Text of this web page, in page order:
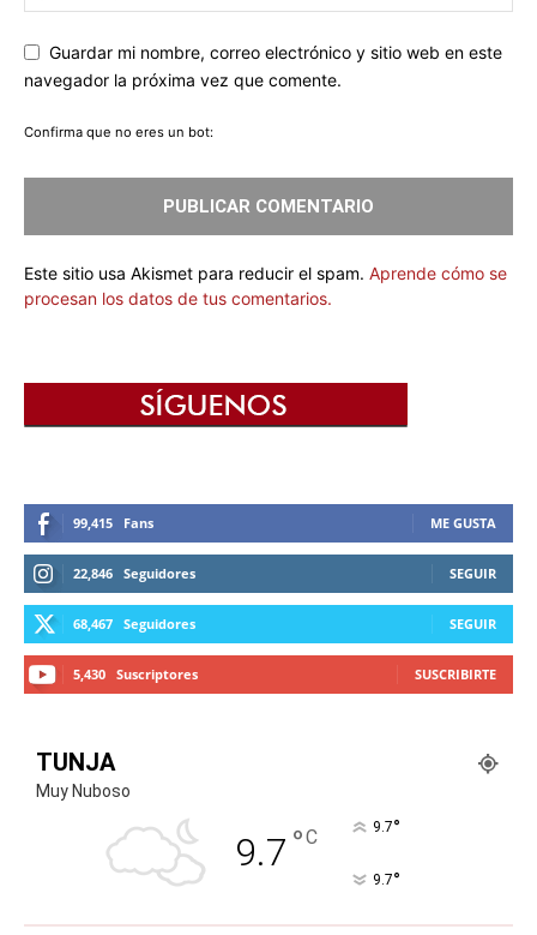
Guardar mi nombre, correo electrónico y sitio web en este
navegador la próxima vez que comente.
Confirma que no eres un bot:
Este sitio usa Akismet para reducir el spam. Aprende cómo se
procesan los datos de tus comentarios.
99,415 Fans ME GUSTA
22,846 Seguidores SEGUIR
68,467 Seguidores SEGUIR
5,430 Suscriptores SUSCRIBIRTE
TUNJA
Muy Nuboso
9.7 °C 9.7°
9.7°